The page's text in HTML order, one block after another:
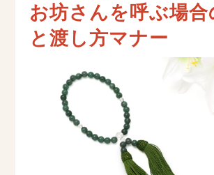
お坊さんを呼ぶ場合
と渡し方マナー